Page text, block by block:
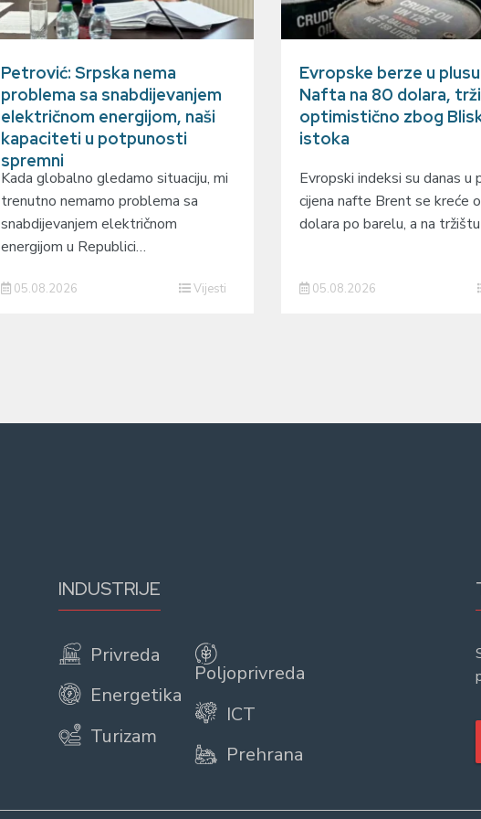
Petrović: Srpska nema
problema sa snabdijevanjem
električnom energijom, naši
kapaciteti u potpunosti
spremni
Kada globalno gledamo situaciju, mi
trenutno nemamo problema sa
snabdijevanjem električnom
energijom u Republici…
05.08.2026 Vijesti
Evropske berze u
Nafta na 80 dolara,
optimistično zbog
istoka
Evropski indeksi su danas u
cijena nafte Brent se kreće
dolara po barelu, a na
05.08.2026
INDUSTRIJE
Privreda
Energetika
Turizam
Poljoprivreda
ICT
Prehrana